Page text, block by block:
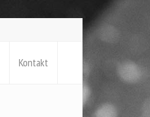
Kontakt